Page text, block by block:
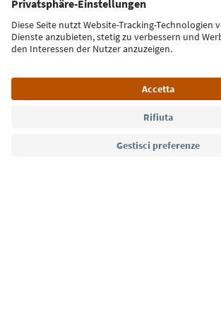
Iscriviti alla newsletter